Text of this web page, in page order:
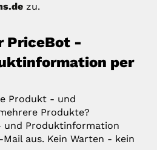
zu.
PriceBot -
per
Produkt - und
Produkte?
und Produktinformation
aus. Kein Warten - kein